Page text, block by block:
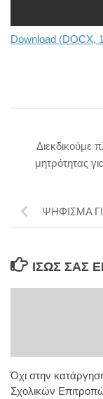
Download (DOCX,
Διεκδικούμε
μητρότητας
ΨΗΦΙΣΜΑ
ΊΣΩΣ ΣΑΣ
Όχι στην
Σχολικών